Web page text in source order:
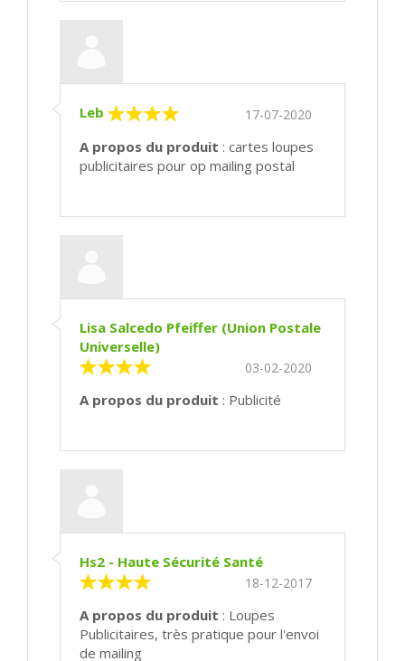
Leb 17-07-2020
A propos du produit : cartes loupes
publicitaires pour op mailing postal
Lisa Salcedo Pfeiffer (Union Postale
Universelle)
03-02-2020
A propos du produit : Publicité
Hs2 - Haute Sécurité Santé
18-12-2017
A propos du produit : Loupes
Publicitaires, très pratique pour l'envoi
de mailing